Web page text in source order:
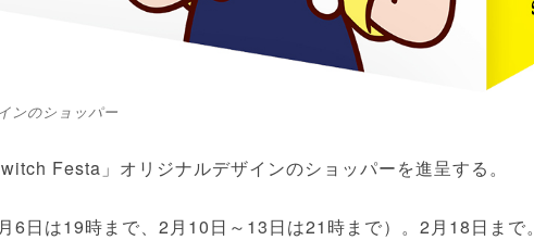
ンのショッパー
Festa」オリジナルデザインのショッパーを進呈する。
日は19時まで、2月10日～13日は21時まで）。2月18日まで。